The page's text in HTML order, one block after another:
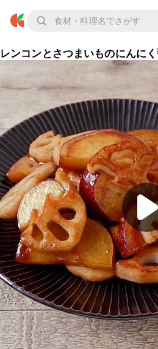
レンコンとさつまいものにんに